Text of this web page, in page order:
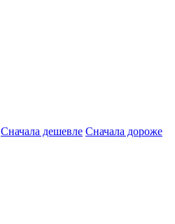
Сначала дешевле Сначала дороже